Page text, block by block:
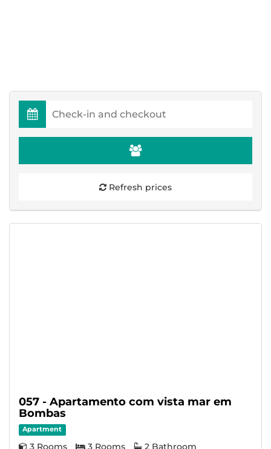
Refresh prices
057 - Apartamento com vista mar em
Bombas
Apartment
3 Rooms 3 Rooms
2 Bathroom